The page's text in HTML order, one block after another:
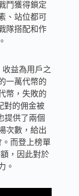
鬥獲得鎖定
、站位都可
隊搭配和作
收益為用戶之
一萬代幣的
幣，失敗的
對的佣金被
提供了兩個
次數，給出
。而登上榜單
，因此對於
。